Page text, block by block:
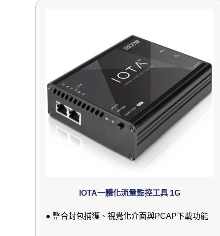
IOTA一體化流量監控工具 1G
● 整合封包捕獲、視覺化介面與PCAP下載功能